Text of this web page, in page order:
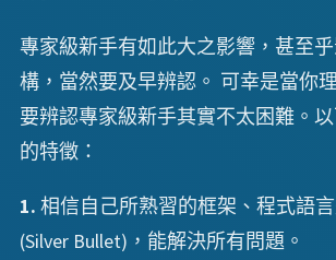
專家級新手有如此大之影響，甚至
構，當然要及早辨認。 可幸是當你
要辨認專家級新手其實不太困難。
的特徵：
1. 相信自己所熟習的框架、程式語
(Silver Bullet)，能解決所有問題。